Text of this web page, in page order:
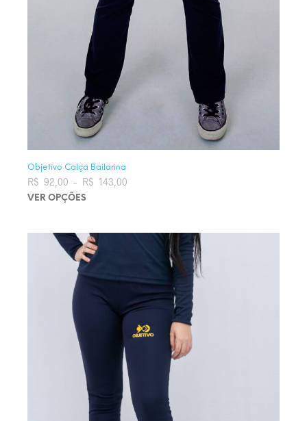
Objetivo Calça Bailarina
R$ 92,00 – R$ 143,00Faixa de preço: R$ 92,00 através
R$ 143,00
VER OPÇÕES